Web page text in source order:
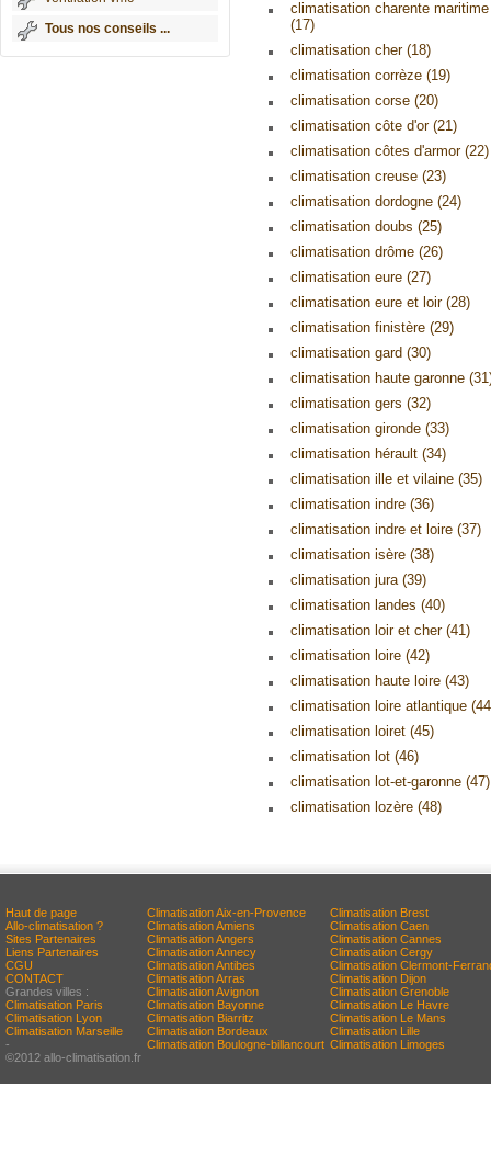
Tous nos conseils ...
climatisation charente maritime
(17)
climatisation cher (18)
climatisation corrèze (19)
climatisation corse (20)
climatisation côte d'or (21)
climatisation côtes d'armor (22)
climatisation creuse (23)
climatisation dordogne (24)
climatisation doubs (25)
climatisation drôme (26)
climatisation eure (27)
climatisation eure et loir (28)
climatisation finistère (29)
climatisation gard (30)
climatisation haute garonne
climatisation gers (32)
climatisation gironde (33)
climatisation hérault (34)
climatisation ille et vilaine (35)
climatisation indre (36)
climatisation indre et loire (37)
climatisation isère (38)
climatisation jura (39)
climatisation landes (40)
climatisation loir et cher (41)
climatisation loire (42)
climatisation haute loire (43)
climatisation loire atlantique
climatisation loiret (45)
climatisation lot (46)
climatisation lot-et-garonne (47)
climatisation lozère (48)
Haut de page
Allo-climatisation ?
Sites Partenaires
Liens Partenaires
CGU
CONTACT
Grandes villes :
Climatisation Paris
Climatisation Lyon
Climatisation Marseille
-
©2012 allo-climatisation.fr
Climatisation Aix-en-Provence
Climatisation Amiens
Climatisation Angers
Climatisation Annecy
Climatisation Antibes
Climatisation Arras
Climatisation Avignon
Climatisation Bayonne
Climatisation Biarritz
Climatisation Bordeaux
Climatisation Boulogne-billancourt
Climatisation Brest
Climatisation Caen
Climatisation Cannes
Climatisation Cergy
Climatisation Clermont-
Climatisation Dijon
Climatisation Grenoble
Climatisation Le Havre
Climatisation Le Mans
Climatisation Lille
Climatisation Limoges